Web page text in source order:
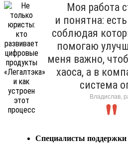
Моя работа
и понятна:
соблюдая
помогаю
меня важно,
хаоса, а в
система
Владислав,
Специалисты поддержки